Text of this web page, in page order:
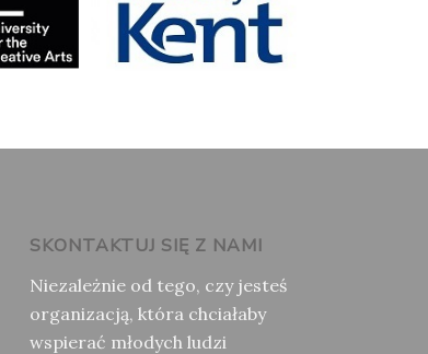
SKONTAKTUJ SIĘ Z NAMI
Niezależnie od tego, czy jesteś
organizacją, która chciałaby
wspierać młodych ludzi